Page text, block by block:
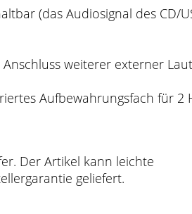
(das Audiosignal des CD/
weiterer externer
Aufbewahrungsfach für 2
Der Artikel kann leichte
geliefert.